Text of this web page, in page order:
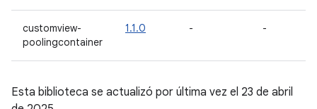
customview-
poolingcontainer
1.1.0 - -
Esta biblioteca se actualizó por última vez el 23 de abril